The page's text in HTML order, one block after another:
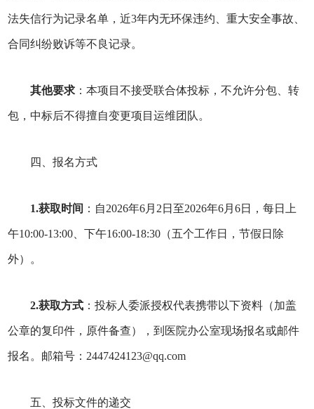
法失信行为记录名单，近3年内无环保违约、重大安全事故、
合同纠纷败诉等不良记录。
其他要求 ：本项目不接受联合体投标，不允许分包、转
包，中标后不得擅自变更项目运维团队。
四、报名方式
1.获取时间 ：自2026年6月2日至2026年6月6日，每日上
午10:00-13:00、下午16:00-18:30（五个工作日，节假日除
外）。
2.获取方式 ：投标人委派授权代表携带以下资料（加盖
公章的复印件，原件备查），到医院办公室现场报名或邮件
报名。邮箱号：2447424123@qq.com
五、投标文件的递交